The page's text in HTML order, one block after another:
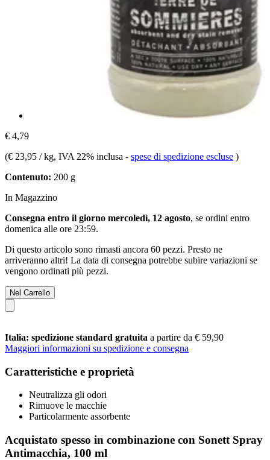
€ 4,79
(€ 23,95 / kg, IVA 22% inclusa - spese di spedizione escluse )
Contenuto: 200 g
In Magazzino
Consegna entro il giorno mercoledì, 12 agosto, se ordini entro
domenica alle ore 23:59.
Di questo articolo sono rimasti ancora 60 pezzi. Presto ne
arriveranno altri! La data di consegna potrebbe subire variazioni se
vengono ordinati più pezzi.
Nel Carrello
Italia: spedizione standard gratuita a partire da € 59,90
Maggiori informazioni su spedizione e consegna
Caratteristiche e proprietà
Neutralizza gli odori
Rimuove le macchie
Particolarmente assorbente
Acquistato spesso in combinazione con Sonett Spray
Antimacchia, 100 ml